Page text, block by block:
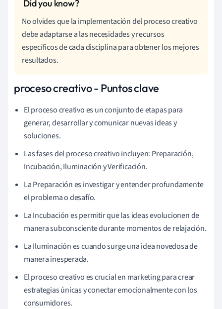
No olvides que la implementación del proceso creativo
debe adaptarse a las necesidades y recursos
específicos de cada disciplina para obtener los mejores
resultados.
proceso creativo - Puntos clave
El proceso creativo es un conjunto de etapas para
generar, desarrollar y comunicar nuevas ideas y
soluciones.
Las fases del proceso creativo incluyen: Preparación,
Incubación, Iluminación y Verificación.
La Preparación es investigar y entender profundamente
el problema o desafío.
La Incubación es permitir que las ideas evolucionen de
manera subconsciente durante momentos de relajación.
La Iluminación es cuando surge una idea novedosa de
manera inesperada.
El proceso creativo es crucial en marketing para crear
estrategias únicas y conectar emocionalmente con los
consumidores.